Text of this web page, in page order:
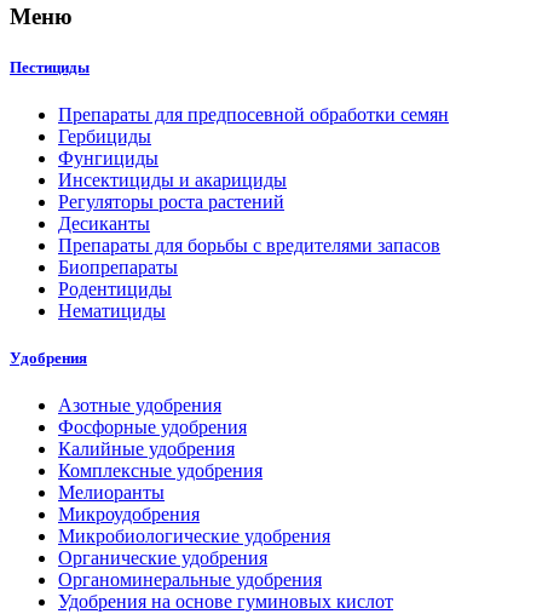
Меню
Пестициды
Препараты для предпосевной обработки семян
Гербициды
Фунгициды
Инсектициды и акарициды
Регуляторы роста растений
Десиканты
Препараты для борьбы с вредителями запасов
Биопрепараты
Родентициды
Нематициды
Удобрения
Азотные удобрения
Фосфорные удобрения
Калийные удобрения
Комплексные удобрения
Мелиоранты
Микроудобрения
Микробиологические удобрения
Органические удобрения
Органоминеральные удобрения
Удобрения на основе гуминовых кислот